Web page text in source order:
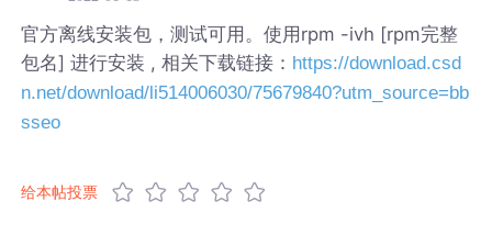
官方离线安装包，测试可用。使用rpm -ivh [rpm完整
包名] 进行安装 , 相关下载链接： https://download.csd
n.net/download/li514006030/75679840?utm_source=bb
sseo
给本帖投票